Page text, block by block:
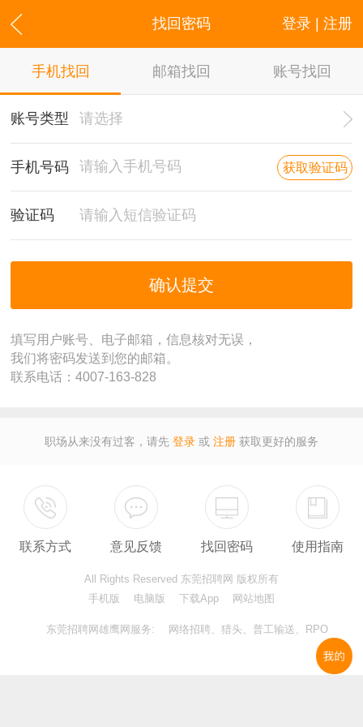
登录 | 注册
找回密码
手机找回 邮箱找回 账号找回
账号类型
手机号码 获取验证码
验证码
确认提交
填写用户账号、电子邮箱，信息核对无误，
我们将密码发送到您的邮箱。
联系电话： 4007-163-828
职场从来没有过客，请先 登录 或 注册 获取更好的服务
联系方式 意见反馈 找回密码 使用指南
All Rights Reserved 东莞招聘网 版权所有
手机版
电脑版 下载App 网站地图
东莞招聘网雄鹰网服务: 网络招聘、猎头、普工输送、RPO